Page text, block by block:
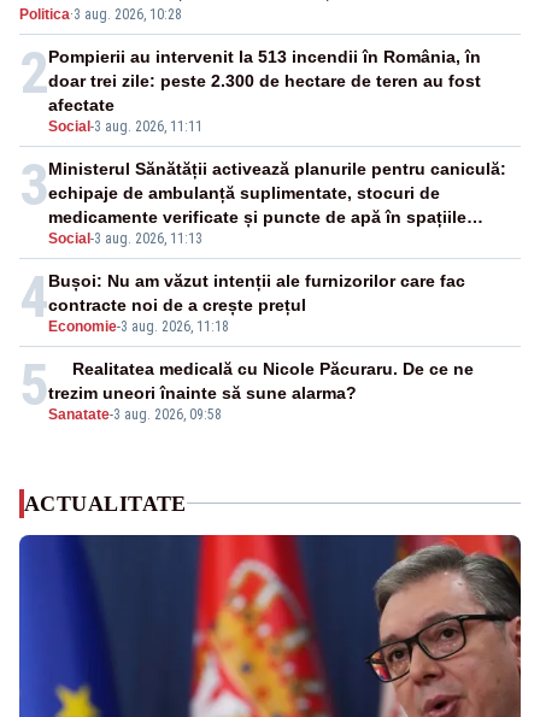
partidele după 15 august
Politica·3 aug. 2026, 10:28
2
Social-3 aug. 2026, 11:11
Pompierii au intervenit la 513 incendii în România, în
doar trei zile: peste 2.300 de hectare de teren au fost
afectate
3
Social-3 aug. 2026, 11:13
Ministerul Sănătății activează planurile pentru caniculă:
echipaje de ambulanță suplimentate, stocuri de
medicamente verificate și puncte de apă în spațiile
publice
4Economie-3 aug. 2026, 11:18
Bușoi: Nu am văzut intenții ale furnizorilor care fac
contracte noi de a crește prețul
5Sanatate-3 aug. 2026, 09:58
Realitatea medicală cu Nicole Păcuraru. De ce ne
trezim uneori înainte să sune alarma?
ACTUALITATE